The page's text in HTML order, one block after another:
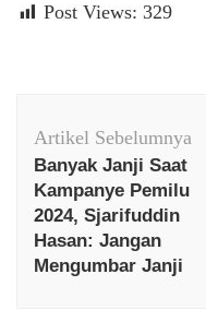
Post Views: 329
Artikel
Artikel Sebelumnya
Banyak Janji Saat
Kampanye Pemilu
2024, Sjarifuddin
Hasan: Jangan
Mengumbar Janji